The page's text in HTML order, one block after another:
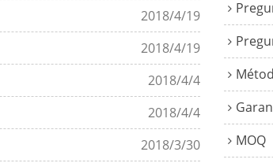
2018/4/19
2018/4/19
2018/4/4
2018/4/4
2018/3/30
MOQ